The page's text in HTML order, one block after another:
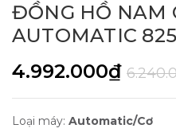
ĐỒNG HỒ NAM
AUTOMATIC
4.992.000₫
Loại máy: Automatic/Cơ